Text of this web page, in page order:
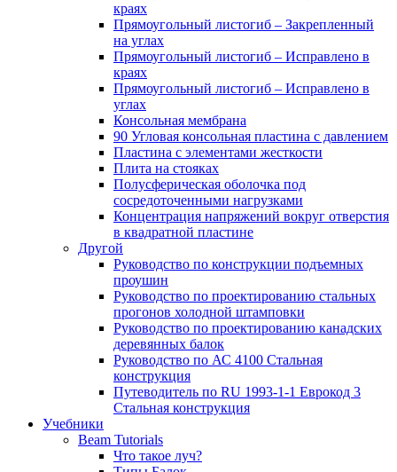
краях
Прямоугольный листогиб – Закрепленный
на углах
Прямоугольный листогиб – Исправлено в
краях
Прямоугольный листогиб – Исправлено в
углах
Консольная мембрана
90 Угловая консольная пластина с давлением
Пластина с элементами жесткости
Плита на стояках
Полусферическая оболочка под
сосредоточенными нагрузками
Концентрация напряжений вокруг отверстия
в квадратной пластине
Другой
Руководство по конструкции подъемных
проушин
Руководство по проектированию стальных
прогонов холодной штамповки
Руководство по проектированию канадских
деревянных балок
Руководство по АС 4100 Стальная
конструкция
Путеводитель по RU 1993-1-1 Еврокод 3
Стальная конструкция
Учебники
Beam Tutorials
Что такое луч?